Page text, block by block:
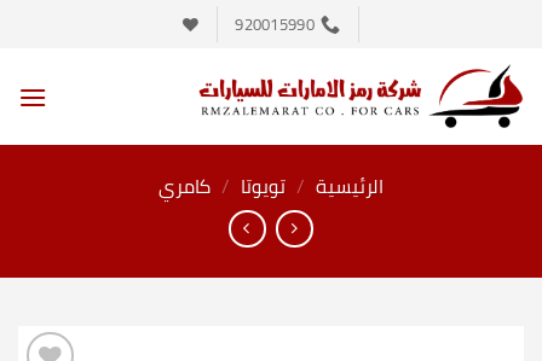
920015990
الرئيسية / تويوتا / كامري